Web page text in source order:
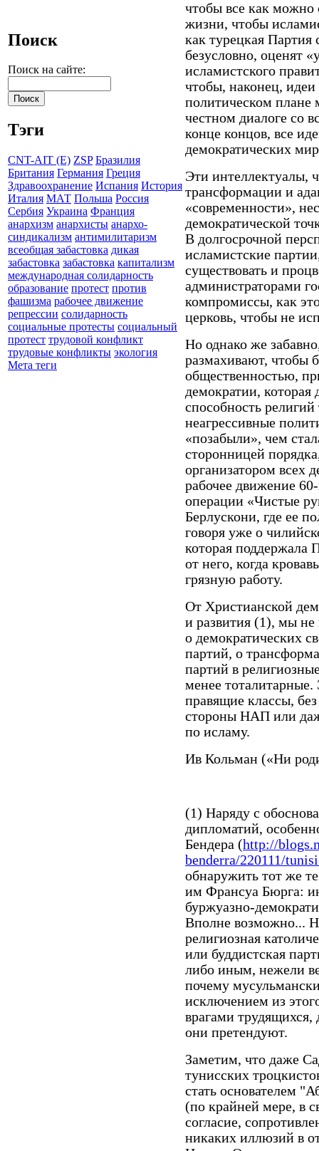
Поиск
Поиск на сайте:
Тэги
CNT-AIT (E) ZSP Бразилия
Британия Германия Греция
Здравоохранение Испания История
Италия МАТ Польша Россия
Сербия Украина Франция
анархизм анархисты анархо-
синдикализм антимилитаризм
всеобщая забастовка дикая
забастовка забастовка капитализм
международная солидарность
образование протест против
фашизма рабочее движение
репрессии солидарность
социальные протесты социальный
протест трудовой конфликт
трудовые конфликты экология
Мета теги
чтобы все как можно
жизни, чтобы
как турецкая Партия
безусловно, оценят
исламистского
чтобы, наконец,
политическом плане
честном диалоге со
конце концов, все
демократических
Эти интеллектуалы,
трансформации и
«современности»,
демократической
В долгосрочной
исламистские
существовать и
администраторами
компромиссы, как
церковь, чтобы не
Но однако же
размахивают, чтобы
общественностью,
демократии, которая
способность
неагрессивные
«позабыли», чем
сторонницей
организатором всех
рабочее движение
операции «Чистые
Берлускони, где ее
говоря уже о
которая поддержала
от него, когда
грязную работу.
От Христианской
и развития (1), мы не
о демократических
партий, о
партий в
менее
правящие классы,
стороны НАП или
по исламу.
Ив Кольман («Ни
(1) Наряду с
дипломатий,
Бендера (http://
benderra/220111/
обнаружить тот же
им Франсуа Бюрга:
буржуазно-
Вполне возможно...
религиозная
или буддистская
либо иным, нежели
почему
исключением из
врагами
они претендуют.
Заметим, что даже
тунисских
стать основателем
(по крайней мере, в
согласие,
никаких иллюзий в